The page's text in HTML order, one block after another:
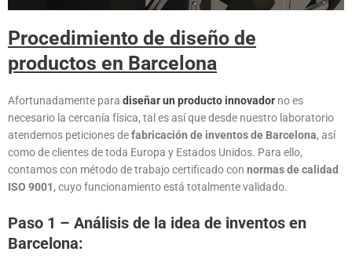
Procedimiento de diseño de
productos en Barcelona
Afortunadamente para diseñar un producto innovador no es
necesario la cercanía física, tal es así que desde nuestro laboratorio
atendemos peticiones defabricación de inventos de Barcelona, así
comode clientes de toda Europa y Estados Unidos. Para ello,
contamos con método de trabajo certificado con normas de calidad
ISO 9001, cuyo funcionamiento está totalmente validado.
Paso 1 – Análisis de la idea de inventos en
Barcelona: